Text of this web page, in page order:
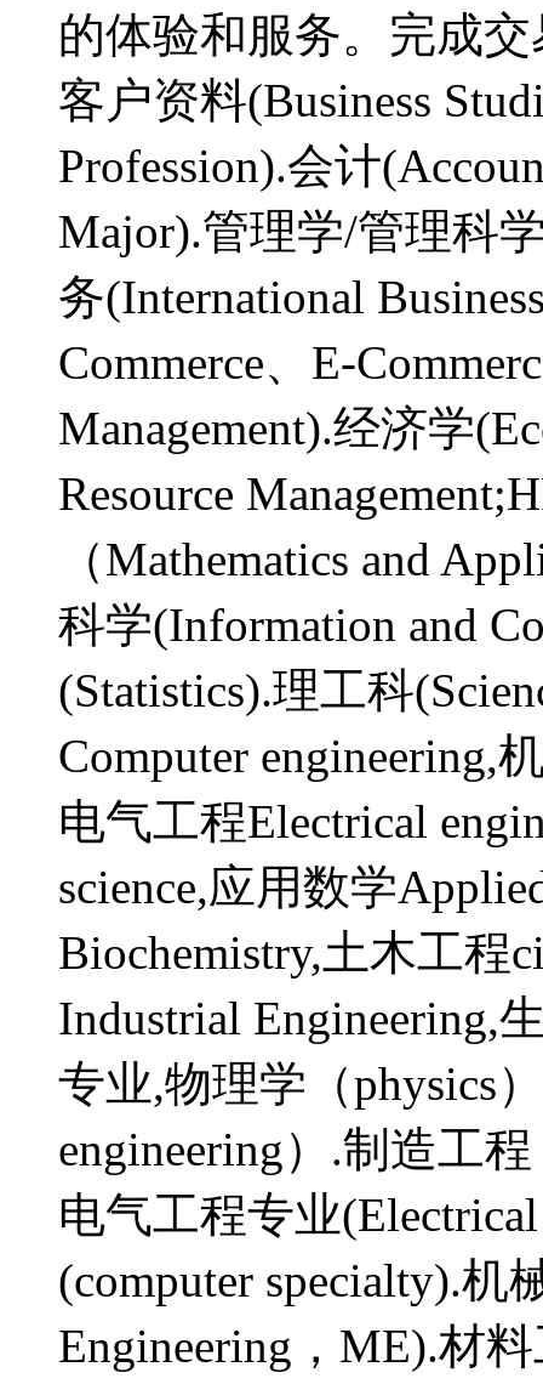
的体验和服务。完成
客户资料(Business
Profession).会计
Major).管理学/管理科
务(International
Commerce、E-
Management).经济学
Resource
（Mathematics and
科学(Information and
(Statistics).理工科
Computer engineering,
电气工程Electrical
science,应用数学
Biochemistry,土木工程
Industrial Engineering,
专业,物理学（physics
engineering）.制造工
电气工程专业
(computer specialty).机
Engineering，ME).材